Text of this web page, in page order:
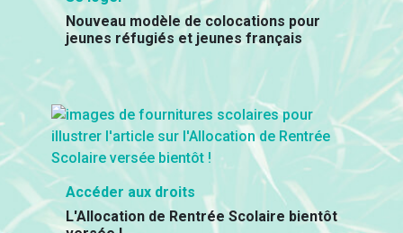
Nouveau modèle de colocations pour
jeunes réfugiés et jeunes français
Accéder aux droits
L'Allocation de Rentrée Scolaire bientôt